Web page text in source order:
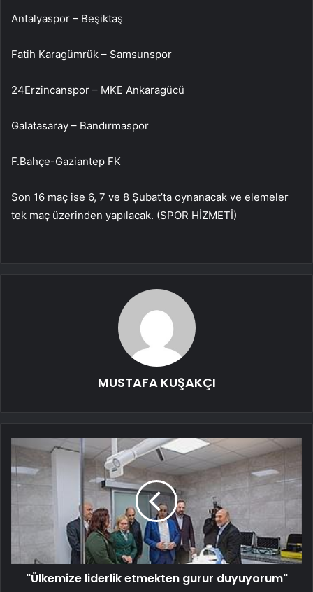
Antalyaspor – Beşiktaş
Fatih Karagümrük – Samsunspor
24Erzincanspor – MKE Ankaragücü
Galatasaray – Bandırmaspor
F.Bahçe-Gaziantep FK
Son 16 maç ise 6, 7 ve 8 Şubat’ta oynanacak ve elemeler
tek maç üzerinden yapılacak. (SPOR HİZMETİ)
MUSTAFA KUŞAKÇI
"Ülkemize liderlik etmekten gurur duyuyorum"